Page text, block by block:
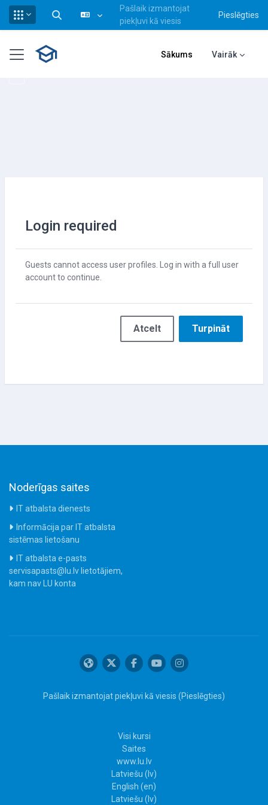
Pārslēgt meklēšanas ievadi
Pašlaik izmantojat
piekļuvi kā viesis
Pieslēgties
Sānu panelis Sākums Vairāk
Login required
Guests cannot access user profiles. Log in with a full user
account to continue.
Atcelt Turpināt
Noderīgas saites
IT atbalsta dienests
Informācija par IT atbalsta
sistēmas lietošanu
IT atbalsta e-pasts
servisapasts@lu.lv lietotājiem,
kam nav LU konta
Pašlaik izmantojat piekļuvi kā viesis (Pieslēgties)
Visi kursi
Saites
www.lu.lv
Latviešu ‎(lv)‎
English ‎(en)‎
Latviešu ‎(lv)‎